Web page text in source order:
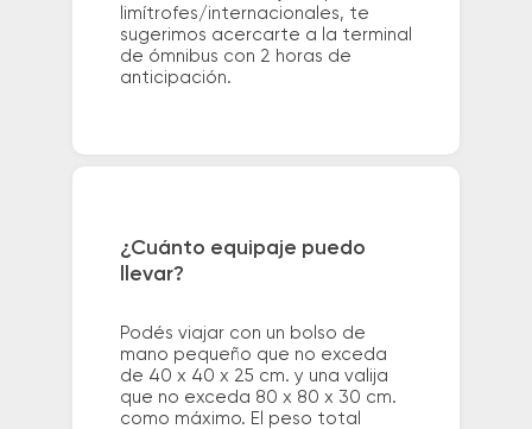
limítrofes/internacionales, te
sugerimos acercarte a la terminal
de ómnibus con 2 horas de
anticipación.
¿Cuánto equipaje puedo
llevar?
Podés viajar con un bolso de
mano pequeño que no exceda
de 40 x 40 x 25 cm. y una valija
que no exceda 80 x 80 x 30 cm.
como máximo. El peso total